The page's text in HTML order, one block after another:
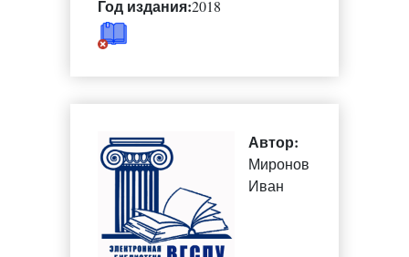
Год издания:2018
Автор:
Миронов
Иван